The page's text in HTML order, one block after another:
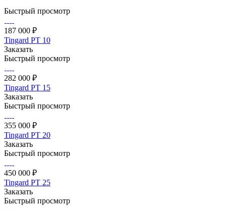
Быстрый просмотр
187 000 ₽
Tingard РТ 10
Заказать
Быстрый просмотр
282 000 ₽
Tingard РТ 15
Заказать
Быстрый просмотр
355 000 ₽
Tingard РТ 20
Заказать
Быстрый просмотр
450 000 ₽
Tingard РТ 25
Заказать
Быстрый просмотр